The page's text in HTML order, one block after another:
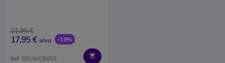
21,95 €
17,95 € s/Iva -18%
Ref: BELWCB002